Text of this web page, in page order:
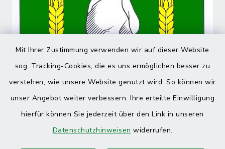
Mit Ihrer Zustimmung verwenden wir auf dieser Website
sog. Tracking-Cookies, die es uns ermöglichen besser zu
verstehen, wie unsere Website genutzt wird. So können wir
unser Angebot weiter verbessern. Ihre erteilte Einwilligung
hierfür können Sie jederzeit über den Link in unseren
Datenschutzhinweisen widerrufen.